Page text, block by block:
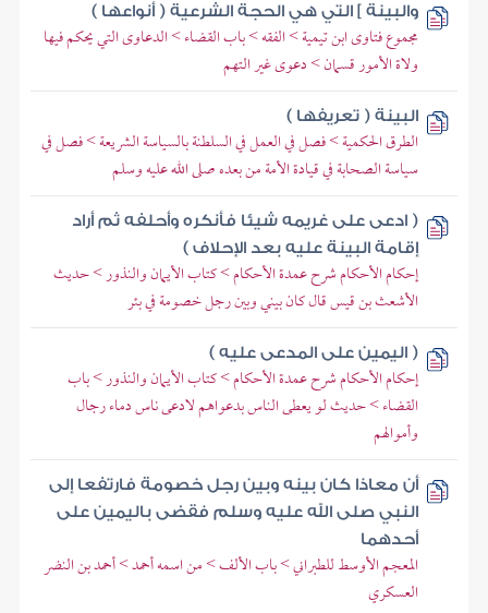
والبينة ] التي هي الحجة الشرعية ( أنواعها )
مجموع فتاوى ابن تيمية > الفقه > باب القضاء > الدعاوى التي يحكم فيها
ولاة الأمور قسمان > دعوى غير التهم
البينة ( تعريفها )
الطرق الحكمية > فصل في العمل في السلطنة بالسياسة الشريعة > فصل في
سياسة الصحابة في قيادة الأمة من بعده صلى الله عليه وسلم
( ادعى على غريمه شيئا فأنكره وأحلفه ثم أراد
إقامة البينة عليه بعد الإحلاف )
إحكام الأحكام شرح عمدة الأحكام > كتاب الأيمان والنذور > حديث
الأشعث بن قيس قال كان بيني وبين رجل خصومة في بئر
( اليمين على المدعى عليه )
إحكام الأحكام شرح عمدة الأحكام > كتاب الأيمان والنذور > باب
القضاء > حديث لو يعطى الناس بدعواهم لادعى ناس دماء رجال
وأموالهم
أن معاذا كان بينه وبين رجل خصومة فارتفعا إلى
النبي صلى الله عليه وسلم فقضى باليمين على
أحدهما
المعجم الأوسط للطبراني > باب الألف > من اسمه أحمد > أحمد بن النضر
العسكري